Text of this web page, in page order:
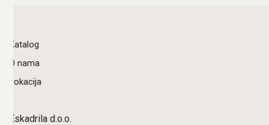
Katalog
O nama
Lokacija
Eskadrila d.o.o.